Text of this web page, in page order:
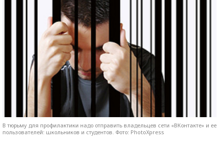
В тюрьму для профилактики надо отправить владельцев сети «ВКонтакте» и ее
пользователей: школьников и студентов. Фото: PhotoXpress